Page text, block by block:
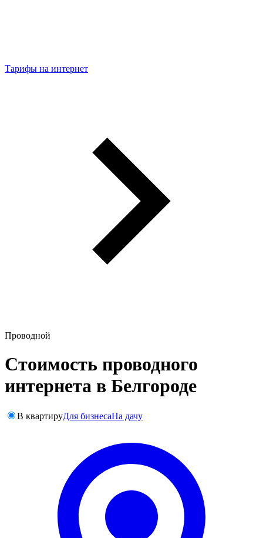
Тарифы на интернет
Проводной
Стоимость проводного
интернета в Белгороде
В квартируДля бизнесаНа дачу